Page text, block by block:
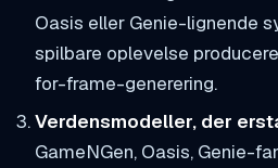
Oasis eller Genie-lignende
spilbare oplevelse
for-frame-generering.
Verdensmodeller, der
GameNGen, Oasis, Genie-